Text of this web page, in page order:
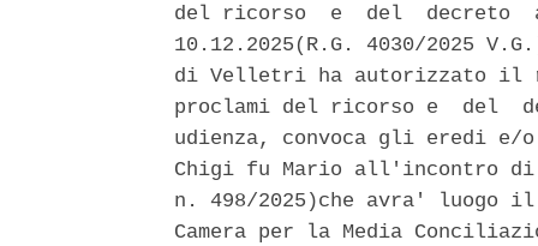
del ricorso  e  del  decreto
10.12.2025(R.G. 4030/2025
di Velletri ha autorizzato il
proclami del ricorso e  del
udienza, convoca gli eredi e/
Chigi fu Mario all'incontro di
n. 498/2025)che avra'
Camera per la Media